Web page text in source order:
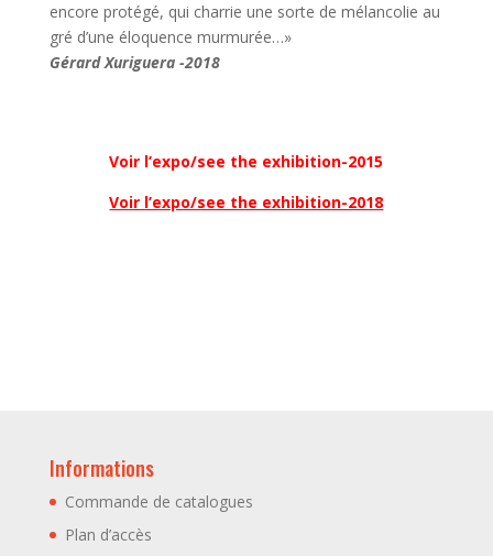
encore protégé, qui charrie une sorte de mélancolie au
gré d’une éloquence murmurée…»
Gérard Xuriguera -2018
Voir l’expo/see the exhibition-2015
Voir l’expo/see the exhibition-2018
Informations
Commande de catalogues
Plan d’accès